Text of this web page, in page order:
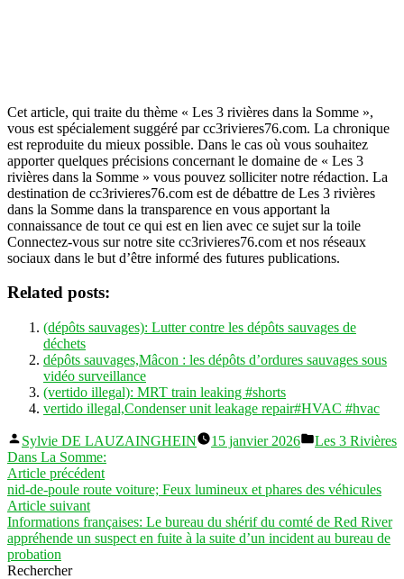
Cet article, qui traite du thème « Les 3 rivières dans la Somme »,
vous est spécialement suggéré par cc3rivieres76.com. La chronique
est reproduite du mieux possible. Dans le cas où vous souhaitez
apporter quelques précisions concernant le domaine de « Les 3
rivières dans la Somme » vous pouvez solliciter notre rédaction. La
destination de cc3rivieres76.com est de débattre de Les 3 rivières
dans la Somme dans la transparence en vous apportant la
connaissance de tout ce qui est en lien avec ce sujet sur la toile
Connectez-vous sur notre site cc3rivieres76.com et nos réseaux
sociaux dans le but d’être informé des futures publications.
Related posts:
(dépôts sauvages): Lutter contre les dépôts sauvages de
déchets
dépôts sauvages,Mâcon : les dépôts d’ordures sauvages sous
vidéo surveillance
(vertido illegal): MRT train leaking #shorts
vertido illegal,Condenser unit leakage repair#HVAC #hvac
Publié
par
Sylvie DE LAUZAINGHEIN 15 janvier 2026
Publié
Les 3 Rivières
Dans La Somme:
Navigation
de
l’article
Article précédentArticle
précédent :
nid-de-poule route voiture; Feux lumineux et phares des véhicules
Article suivantArticle
suivant :
Informations françaises: Le bureau du shérif du comté de Red River
appréhende un suspect en fuite à la suite d’un incident au bureau de
probation
Rechercher